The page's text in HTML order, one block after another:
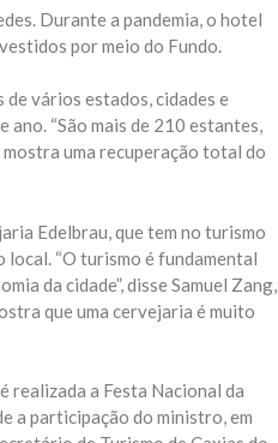
Durante a pandemia, o hotel
por meio do Fundo.
vários estados, cidades e
“São mais de 210 estantes,
uma recuperação total do
Edelbrau, que tem no turismo
local. “O turismo é fundamental
da cidade”, disse Samuel Zang,
que uma cervejaria é muito
realizada a Festa Nacional da
a participação do ministro, em